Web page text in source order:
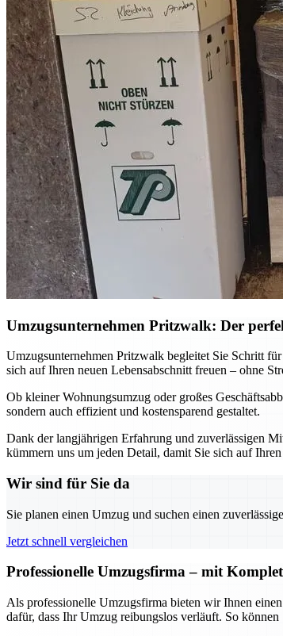
Umzugsunternehmen Pritzwalk: Der
Umzugsunternehmen Pritzwalk begleitet Sie Schritt
sich auf Ihren neuen Lebensabschnitt freuen – ohne
Ob kleiner Wohnungsumzug oder großes
sondern auch effizient und kostensparend gestaltet.
Dank der langjährigen Erfahrung und zuverlässigen
kümmern uns um jeden Detail, damit Sie sich auf
Wir sind für Sie da
Sie planen einen Umzug und suchen einen
Jetzt schnell vergleichen
Professionelle Umzugsfirma – mit
Als professionelle Umzugsfirma bieten wir Ihnen
dafür, dass Ihr Umzug reibungslos verläuft. So